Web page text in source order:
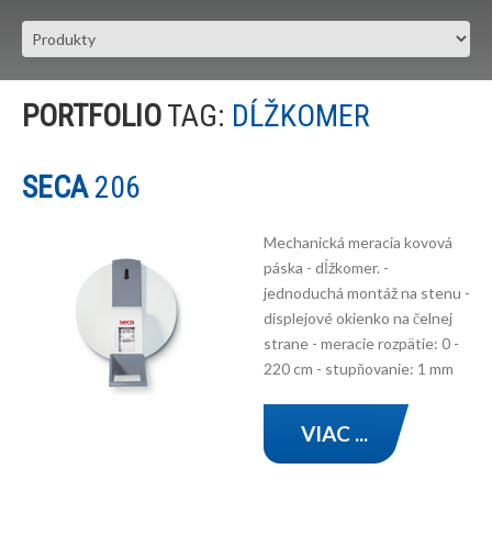
PORTFOLIOTAG: DĹŽKOMER
SECA206
Mechanická meracia kovová
páska - dĺžkomer. -
jednoduchá montáž na stenu -
displejové okienko na čelnej
strane - meracie rozpätie: 0 -
220 cm - stupňovanie: 1 mm
VIAC ...